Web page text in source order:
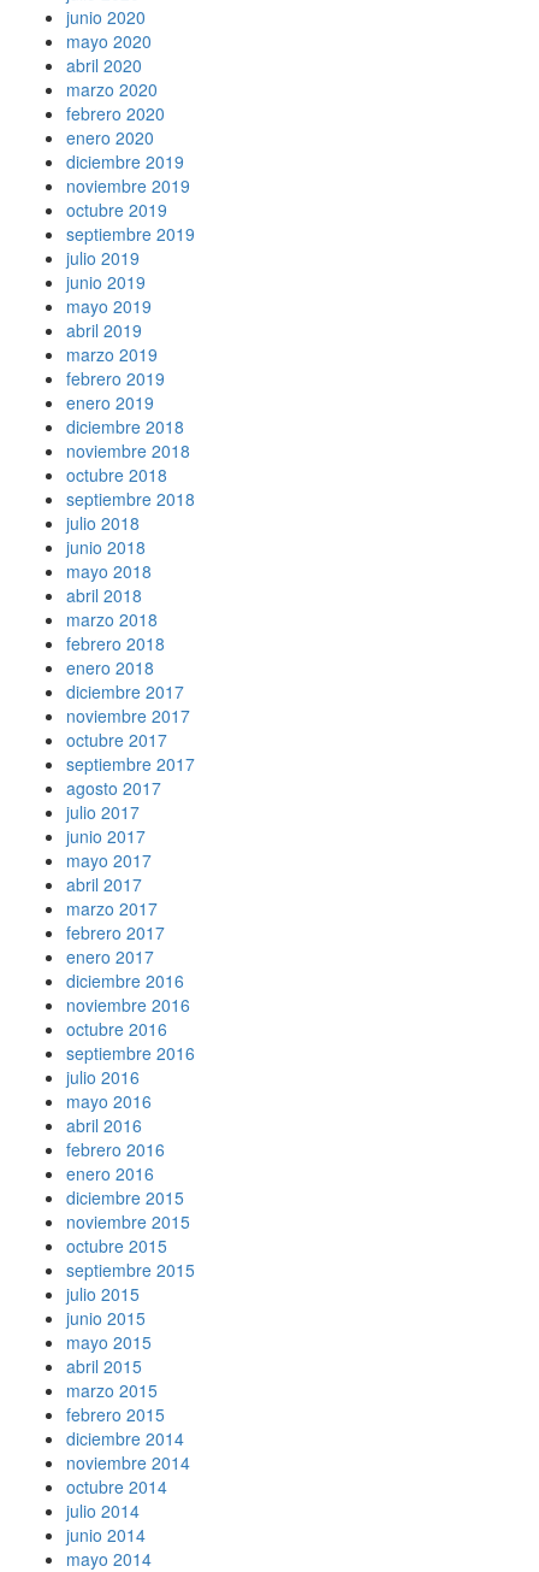
junio 2020
mayo 2020
abril 2020
marzo 2020
febrero 2020
enero 2020
diciembre 2019
noviembre 2019
octubre 2019
septiembre 2019
julio 2019
junio 2019
mayo 2019
abril 2019
marzo 2019
febrero 2019
enero 2019
diciembre 2018
noviembre 2018
octubre 2018
septiembre 2018
julio 2018
junio 2018
mayo 2018
abril 2018
marzo 2018
febrero 2018
enero 2018
diciembre 2017
noviembre 2017
octubre 2017
septiembre 2017
agosto 2017
julio 2017
junio 2017
mayo 2017
abril 2017
marzo 2017
febrero 2017
enero 2017
diciembre 2016
noviembre 2016
octubre 2016
septiembre 2016
julio 2016
mayo 2016
abril 2016
febrero 2016
enero 2016
diciembre 2015
noviembre 2015
octubre 2015
septiembre 2015
julio 2015
junio 2015
mayo 2015
abril 2015
marzo 2015
febrero 2015
diciembre 2014
noviembre 2014
octubre 2014
julio 2014
junio 2014
mayo 2014